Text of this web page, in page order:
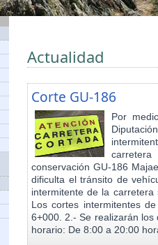
Actualidad
Corte GU-186
Por
conservación GU-186
dificulta el tránsito de
intermitente de la
Los cortes intermitentes
6+000. 2.- Se realizarán
horario: De 8:00 a 20:00